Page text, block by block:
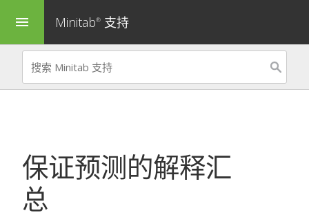
menu Minitab® 支持
保证预测的解释汇
总